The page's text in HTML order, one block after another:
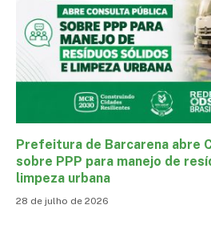
Prefeitura de Barcarena abre
sobre PPP para manejo de
limpeza urbana
28 de julho de 2026